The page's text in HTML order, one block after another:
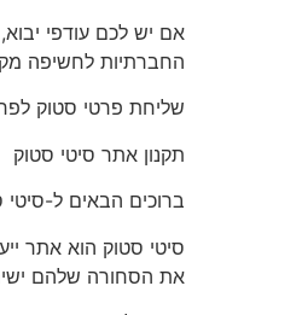
אם יש לכם עודפי
החברתיות לחשיפה
שליחת פרטי סטוק
תקנון אתר סיטי סטוק
ברוכים הבאים ל-
את הסחורה שלהם